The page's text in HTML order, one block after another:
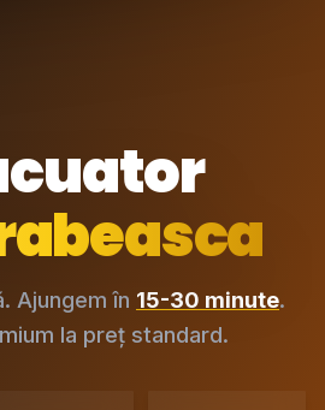
Ajungem în 15-30 minute.
la preț standard.